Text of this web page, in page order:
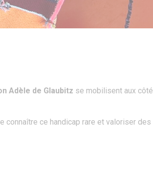
Adèle de Glaubitz se mobilisent aux
ce handicap rare et valoriser